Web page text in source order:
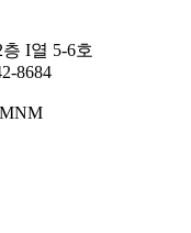
I열 5-6호
8684